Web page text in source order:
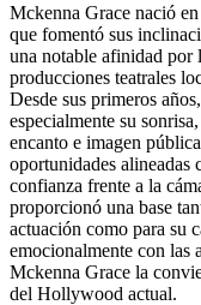
Mckenna Grace nació
que fomentó sus
una notable afinidad por
producciones teatrales
Desde sus primeros
especialmente su
encanto e imagen
oportunidades alineadas
confianza frente a la
proporcionó una base
actuación como para su
emocionalmente con las
Mckenna Grace la
del Hollywood actual.